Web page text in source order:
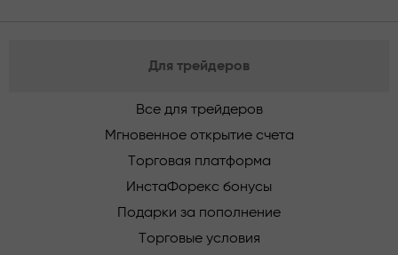
Для трейдеров
Все для трейдеров
Мгновенное открытие счета
Торговая платформа
ИнстаФорекс бонусы
Подарки за пополнение
Торговые условия